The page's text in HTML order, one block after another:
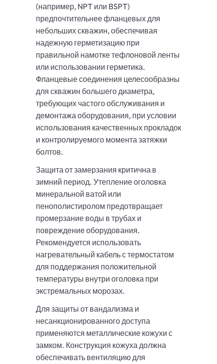
(например, NPT или BSPT)
предпочтительнее фланцевых для
небольших скважин, обеспечивая
надежную герметизацию при
правильной намотке тефлоновой ленты
или использовании герметика.
Фланцевые соединения целесообразны
для скважин большего диаметра,
требующих частого обслуживания и
демонтажа оборудования, при условии
использования качественных прокладок
и контролируемого момента затяжки
болтов.
Защита от замерзания критична в
зимний период. Утепление оголовка
минеральной ватой или
пенополистиролом предотвращает
промерзание воды в трубах и
повреждение оборудования.
Рекомендуется использовать
нагревательный кабель с термостатом
для поддержания положительной
температуры внутри оголовка при
экстремальных морозах.
Для защиты от вандализма и
несанкционированного доступа
применяются металлические кожухи с
замком. Конструкция кожуха должна
обеспечивать вентиляцию для